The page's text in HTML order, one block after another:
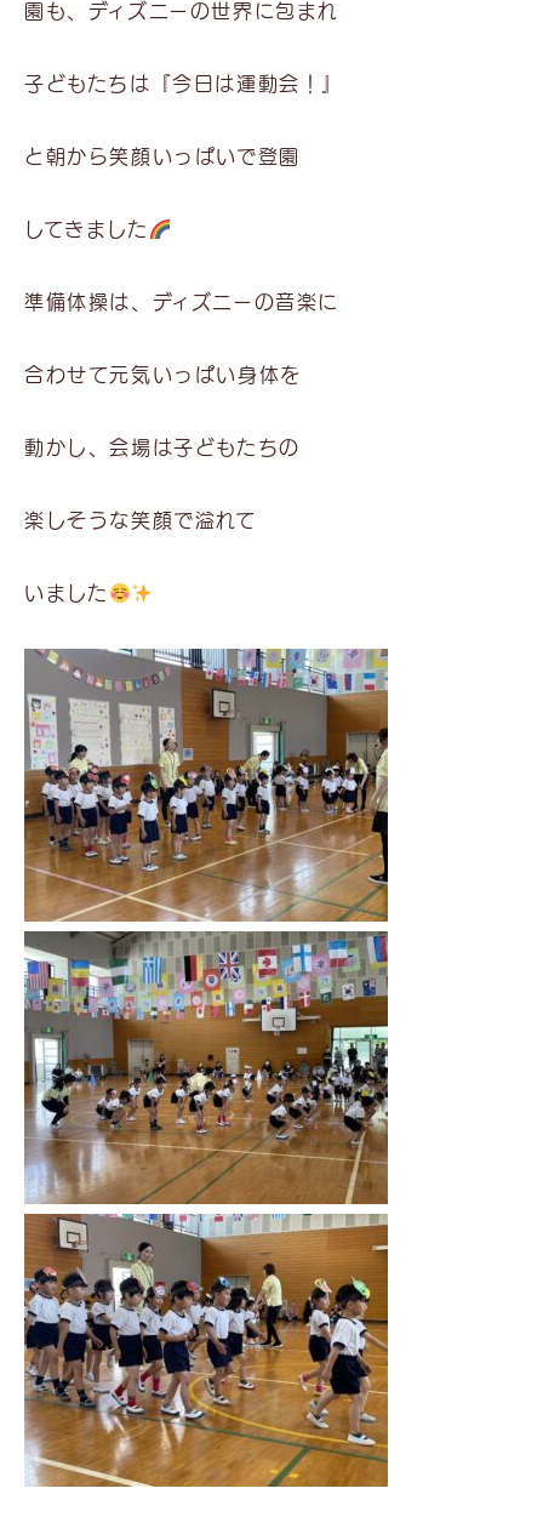
園も、ディズニーの世界に包まれ
子どもたちは『今日は運動会！』
と朝から笑顔いっぱいで登園
してきました
準備体操は、ディズニーの音楽に
合わせて元気いっぱい身体を
動かし、会場は子どもたちの
楽しそうな笑顔で溢れて
いました